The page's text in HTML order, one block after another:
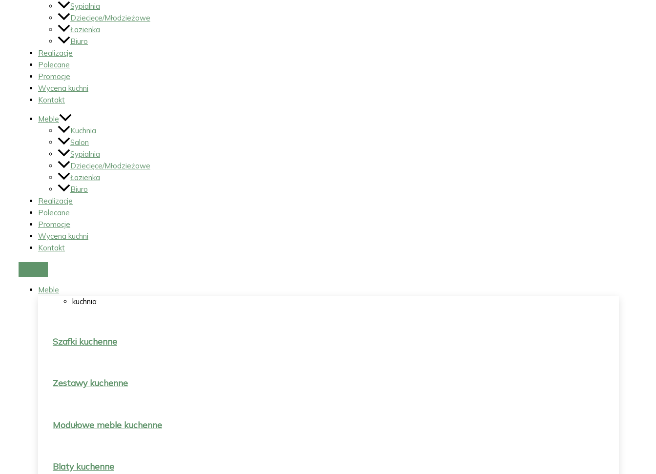
Sypialnia
Dziecięce/Młodzieżowe
Łazienka
Biuro
Realizacje
Polecane
Promocje
Wycena kuchni
Kontakt
Meble
Kuchnia
Salon
Sypialnia
Dziecięce/Młodzieżowe
Łazienka
Biuro
Realizacje
Polecane
Promocje
Wycena kuchni
Kontakt
Meble
kuchnia
Szafki kuchenne
Zestawy kuchenne
Modułowe meble kuchenne
Blaty kuchenne